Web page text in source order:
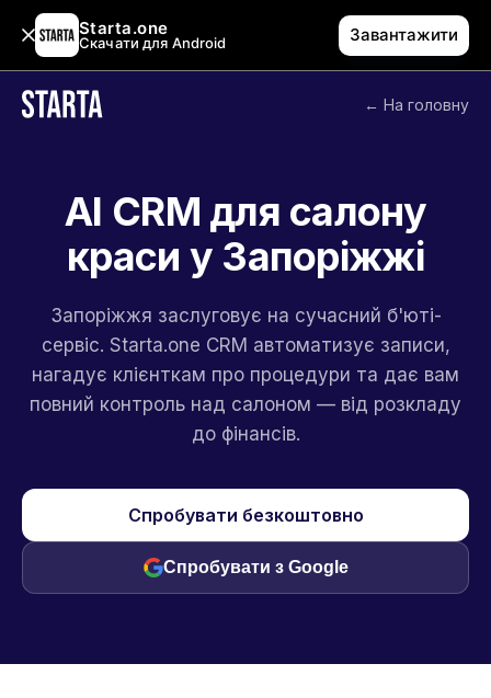
Starta.one
Скачати для Android Завантажити
← На головну
AI CRM для салону
краси у Запоріжжі
Запоріжжя заслуговує на сучасний б'юті-
сервіс. Starta.one CRM автоматизує записи,
нагадує клієнткам про процедури та дає вам
повний контроль над салоном — від розкладу
до фінансів.
Спробувати безкоштовно
Спробувати з Google